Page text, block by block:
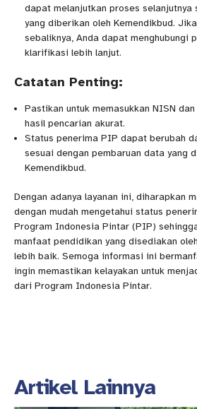
dapat melanjutkan proses selanjutnya
yang diberikan oleh Kemendikbud.
sebaliknya, Anda dapat menghubungi
klarifikasi lebih lanjut.
Catatan Penting:
Pastikan untuk memasukkan NISN
hasil pencarian akurat.
Status penerima PIP dapat berubah
sesuai dengan pembaruan data yang
Kemendikbud.
Dengan adanya layanan ini, diharapkan
dengan mudah mengetahui status
Program Indonesia Pintar (PIP)
manfaat pendidikan yang disediakan
lebih baik. Semoga informasi ini
ingin memastikan kelayakan untuk
dari Program Indonesia Pintar.
Artikel Lainnya